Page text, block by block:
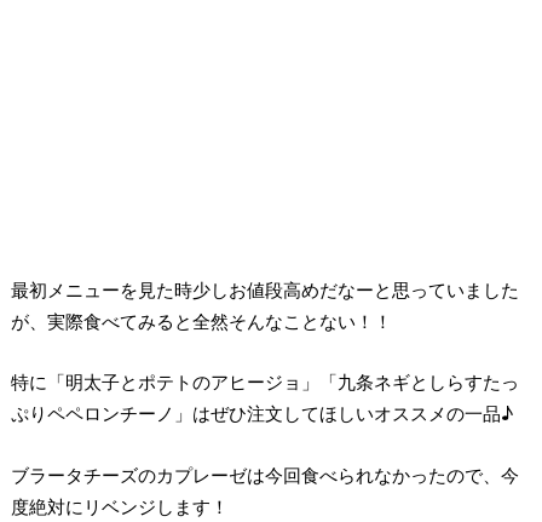
最初メニューを見た時少しお値段高めだなーと思っていました
が、実際食べてみると全然そんなことない！！
特に「明太子とポテトのアヒージョ」「九条ネギとしらすたっ
ぷりペペロンチーノ」はぜひ注文してほしいオススメの一品♪
ブラータチーズのカプレーゼは今回食べられなかったので、今
度絶対にリベンジします！